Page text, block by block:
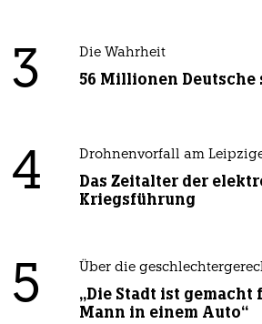
3 Die Wahrheit
56 Millionen
4 Drohnenvorfall am
Das Zeitalter der
Kriegsführung
5 Über die
„Die Stadt ist
Mann in einem Auto“